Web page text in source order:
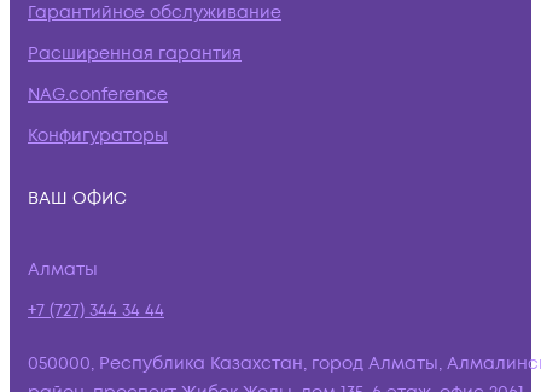
Гарантийное обслуживание
Расширенная гарантия
NAG.conference
Конфигураторы
ВАШ ОФИС
Алматы
+7 (727) 344 34 44
050000, Республика Казахстан, город Алматы,